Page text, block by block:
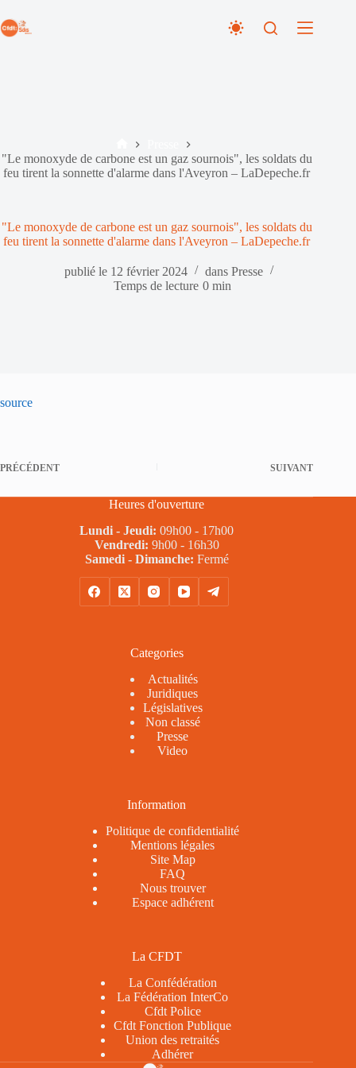
au
contenu
Accueil
"Le monoxyde de carbone est un gaz sournois", les soldats du
feu tirent la sonnette d'alarme dans l'Aveyron – LaDepeche.fr
"Le monoxyde de carbone est un gaz sournois", les soldats du
feu tirent la sonnette d'alarme dans l'Aveyron – LaDepeche.fr
publié le 12 février 2024 dans Presse
Temps de lecture 0 min
source
PRÉCÉDENT SUIVANT
Heures d'ouverture
Lundi - Jeudi: 09h00 - 17h00
Vendredi: 9h00 - 16h30
Samedi - Dimanche: Fermé
Categories
Actualités
Juridiques
Législatives
Non classé
Presse
Video
Information
Politique de confidentialité
Mentions légales
Site Map
FAQ
Nous trouver
Espace adhérent
La CFDT
La Confédération
La Fédération InterCo
Cfdt Police
Cfdt Fonction Publique
Union des retraités
Adhérer